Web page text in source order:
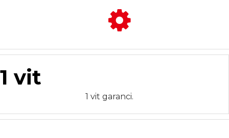
1 vit
1 vit garanci.